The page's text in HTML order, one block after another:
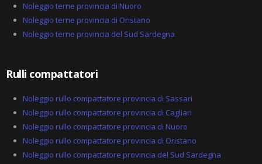
d
-
a
Noleggio terne provincia di Nuoro
Noleggio terne provincia di Oristano
Noleggio terne provincia del Sud Sardegna
Rulli compattatori
Noleggio rullo compattatore provincia di Sassari
Noleggio rullo compattatore provincia di Cagliari
Noleggio rullo compattatore provincia di Nuoro
Noleggio rullo compattatore provincia di Oristano
Noleggio rullo compattatore provincia del Sud Sardegna